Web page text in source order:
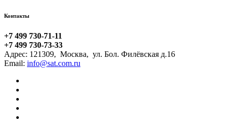
Контакты
+7 499 730-71-11
+7 499 730-73-33
Адрес: 121309, Москва, ул. Бол. Филёвская д.16
Email: